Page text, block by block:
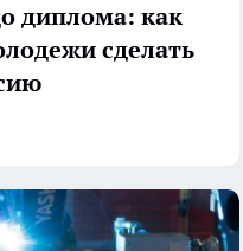
диплома: как
сделать